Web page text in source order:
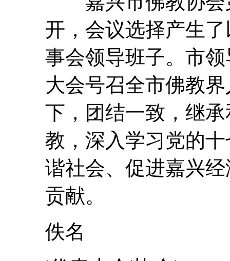
开，会议选择产生
事会领导班子。市
大会号召全市佛教
下，团结一致，继
教，深入学习党的
谐社会、促进嘉兴
贡献。
佚名